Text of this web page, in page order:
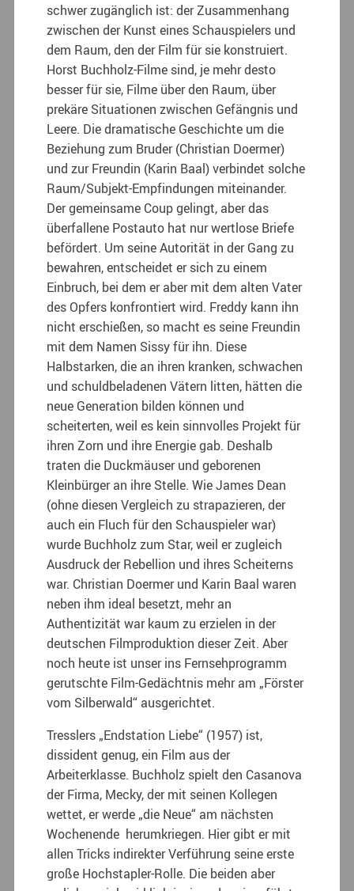
schwer zugänglich ist: der Zusammenhang
zwischen der Kunst eines Schauspielers und
dem Raum, den der Film für sie konstruiert.
Horst Buchholz-Filme sind, je mehr desto
besser für sie, Filme über den Raum, über
prekäre Situationen zwischen Gefängnis und
Leere. Die dramatische Geschichte um die
Beziehung zum Bruder (Christian Doermer)
und zur Freundin (Karin Baal) verbindet solche
Raum/Subjekt-Empfindungen miteinander.
Der gemeinsame Coup gelingt, aber das
überfallene Postauto hat nur wertlose Briefe
befördert. Um seine Autorität in der Gang zu
bewahren, entscheidet er sich zu einem
Einbruch, bei dem er aber mit dem alten Vater
des Opfers konfrontiert wird. Freddy kann ihn
nicht erschießen, so macht es seine Freundin
mit dem Namen Sissy für ihn. Diese
Halbstarken, die an ihren kranken, schwachen
und schuldbeladenen Vätern litten, hätten die
neue Generation bilden können und
scheiterten, weil es kein sinnvolles Projekt für
ihren Zorn und ihre Energie gab. Deshalb
traten die Duckmäuser und geborenen
Kleinbürger an ihre Stelle. Wie James Dean
(ohne diesen Vergleich zu strapazieren, der
auch ein Fluch für den Schauspieler war)
wurde Buchholz zum Star, weil er zugleich
Ausdruck der Rebellion und ihres Scheiterns
war. Christian Doermer und Karin Baal waren
neben ihm ideal besetzt, mehr an
Authentizität war kaum zu erzielen in der
deutschen Filmproduktion dieser Zeit. Aber
noch heute ist unser ins Fernsehprogramm
gerutschte Film-Gedächtnis mehr am „Förster
vom Silberwald“ ausgerichtet.
Tresslers „Endstation Liebe“ (1957) ist,
dissident genug, ein Film aus der
Arbeiterklasse. Buchholz spielt den Casanova
der Firma, Mecky, der mit seinen Kollegen
wettet, er werde „die Neue“ am nächsten
Wochenende herumkriegen. Hier gibt er mit
allen Tricks indirekter Verführung seine erste
große Hochstapler-Rolle. Die beiden aber